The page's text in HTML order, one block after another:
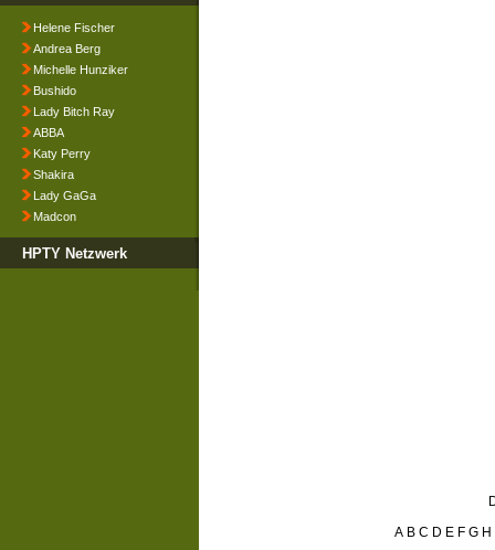
Helene Fischer
Andrea Berg
Michelle Hunziker
Bushido
Lady Bitch Ray
ABBA
Katy Perry
Shakira
Lady GaGa
Madcon
HPTY Netzwerk
A B C D E F G H